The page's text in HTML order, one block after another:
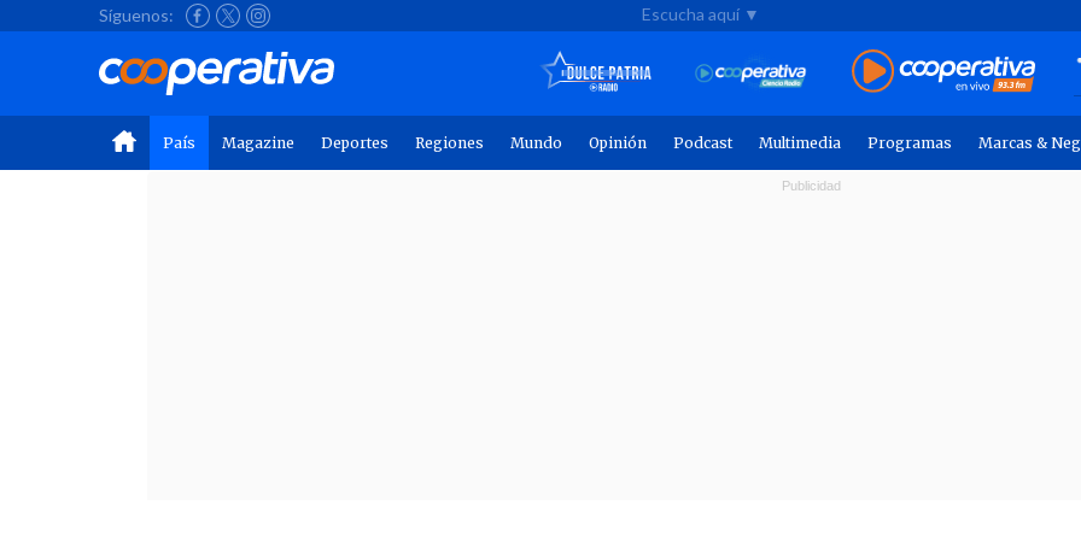
Síguenos: Escucha aquí ▼
País Magazine Deportes Regiones Mundo Opinión Podcast Multimedia Programas Marcas &